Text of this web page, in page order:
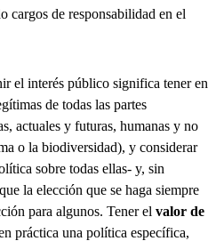
cargos de responsabilidad en el
el interés público significa tener en
de todas las partes
actuales y futuras, humanas y no
o la biodiversidad), y considerar
sobre todas ellas- y, sin
la elección que se haga siempre
para algunos. Tener el valor de
práctica una política específica,